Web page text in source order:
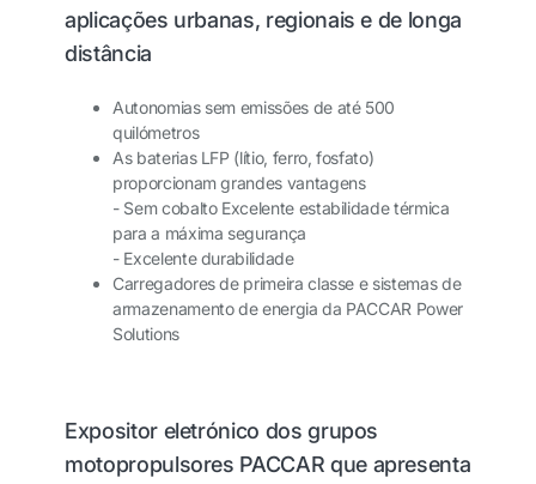
aplicações urbanas, regionais e de longa
distância
Autonomias sem emissões de até 500
quilómetros
As baterias LFP (lítio, ferro, fosfato)
proporcionam grandes vantagens
- Sem cobalto Excelente estabilidade térmica
para a máxima segurança
- Excelente durabilidade
Carregadores de primeira classe e sistemas de
armazenamento de energia da PACCAR Power
Solutions
Expositor eletrónico dos grupos
motopropulsores PACCAR que apresenta